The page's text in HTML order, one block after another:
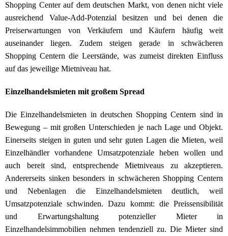
Shopping Center auf dem deutschen Markt, von denen nicht viele
ausreichend Value-Add-Potenzial besitzen und bei denen die
Preiserwartungen von Verkäufern und Käufern häufig weit
auseinander liegen. Zudem steigen gerade in schwächeren
Shopping Centern die Leerstände, was zumeist direkten Einfluss
auf das jeweilige Mietniveau hat.
Einzelhandelsmieten mit großem Spread
Die Einzelhandelsmieten in deutschen Shopping Centern sind in
Bewegung – mit großen Unterschieden je nach Lage und Objekt.
Einerseits steigen in guten und sehr guten Lagen die Mieten, weil
Einzelhändler vorhandene Umsatzpotenziale heben wollen und
auch bereit sind, entsprechende Mietniveaus zu akzeptieren.
Andererseits sinken besonders in schwächeren Shopping Centern
und Nebenlagen die Einzelhandelsmieten deutlich, weil
Umsatzpotenziale schwinden. Dazu kommt: die Preissensibilität
und Erwartungshaltung potenzieller Mieter in
Einzelhandelsimmobilien nehmen tendenziell zu. Die Mieter sind